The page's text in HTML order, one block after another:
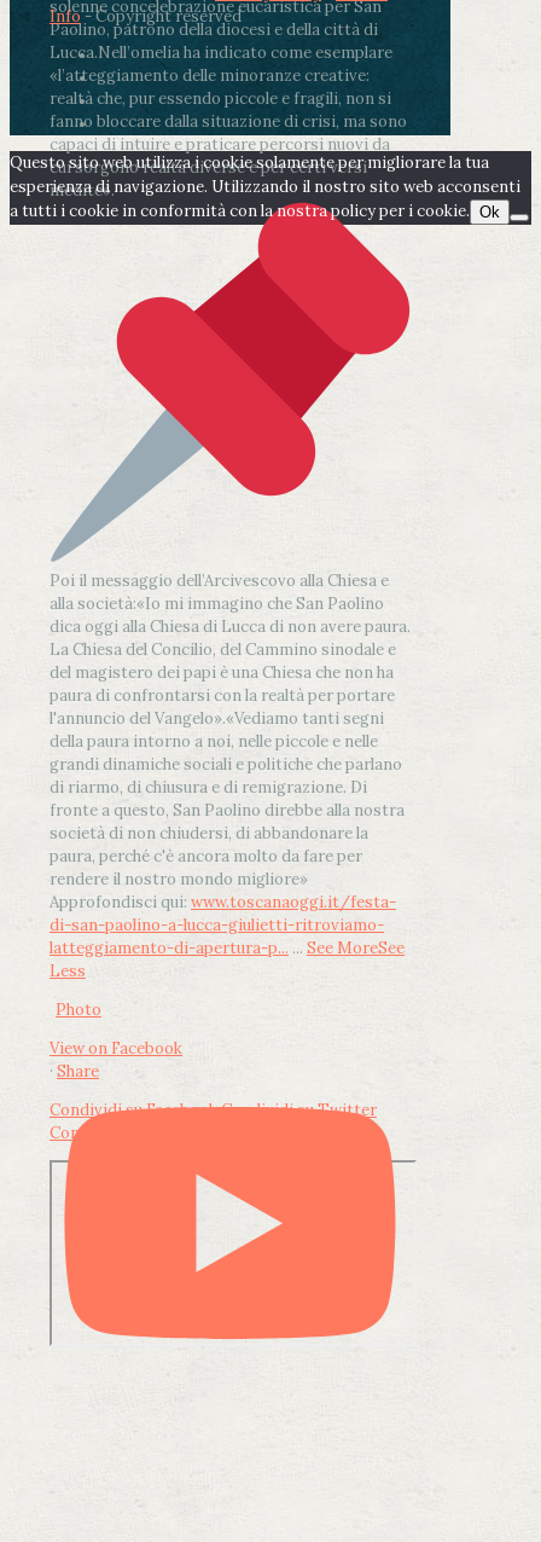
solenne concelebrazione eucaristica per San
Paolino, patrono della diocesi e della città di
Lucca.Nell’omelia ha indicato come esemplare
«l’atteggiamento delle minoranze creative:
realtà che, pur essendo piccole e fragili, non si
fanno bloccare dalla situazione di crisi, ma sono
capaci di intuire e praticare percorsi nuovi da
cui sorgono realtà diverse e per certi versi
inedite».
Poi il messaggio dell’Arcivescovo alla Chiesa e
alla società:«Io mi immagino che San Paolino
dica oggi alla Chiesa di Lucca di non avere paura.
La Chiesa del Concilio, del Cammino sinodale e
del magistero dei papi è una Chiesa che non ha
paura di confrontarsi con la realtà per portare
l'annuncio del Vangelo».«Vediamo tanti segni
della paura intorno a noi, nelle piccole e nelle
grandi dinamiche sociali e politiche che parlano
di riarmo, di chiusura e di remigrazione. Di
fronte a questo, San Paolino direbbe alla nostra
società di non chiudersi, di abbandonare la
paura, perché c'è ancora molto da fare per
rendere il nostro mondo migliore»
Approfondisci qui: www.toscanaoggi.it/festa-
di-san-paolino-a-lucca-giulietti-ritroviamo-
latteggiamento-di-apertura-p... ... See MoreSee
Less
Photo
View on Facebook
· Share
Condividi su FacebookCondividi su Twitter
Condividi su LinkedIn
Info- Copyright reserved
Questo sito web utilizza i cookie solamente per migliorare la tua
esperienza di navigazione. Utilizzando il nostro sito web acconsenti
a tutti i cookie in conformità con la nostra policy per i cookie. Ok